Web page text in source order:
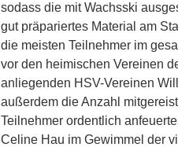
sodass die mit Wachsski
gut präpariertes Material am
die meisten Teilnehmer im
vor den heimischen Vereinen
anliegenden HSV-Vereinen
außerdem die Anzahl
Teilnehmer ordentlich
Celine Hau im Gewimmel der